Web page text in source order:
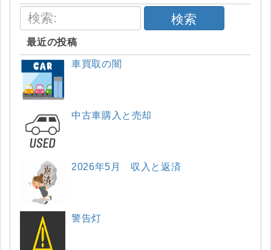
検索
最近の投稿
車買取の闇
中古車購入と売却
2026年5月 収入と返済
警告灯